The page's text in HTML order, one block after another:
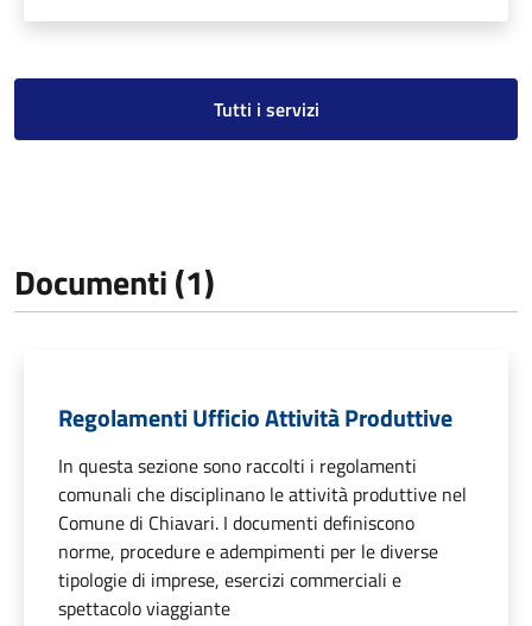
Tutti i servizi
Documenti (1)
Regolamenti Ufficio Attività Produttive
In questa sezione sono raccolti i regolamenti
comunali che disciplinano le attività produttive nel
Comune di Chiavari. I documenti definiscono
norme, procedure e adempimenti per le diverse
tipologie di imprese, esercizi commerciali e
spettacolo viaggiante